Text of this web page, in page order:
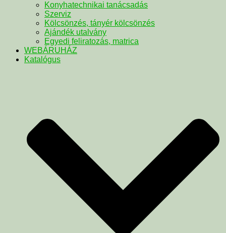
Konyhatechnikai tanácsadás
Szerviz
Kölcsönzés, tányér kölcsönzés
Ajándék utalvány
Egyedi feliratozás, matrica
WEBÁRUHÁZ
Katalógus